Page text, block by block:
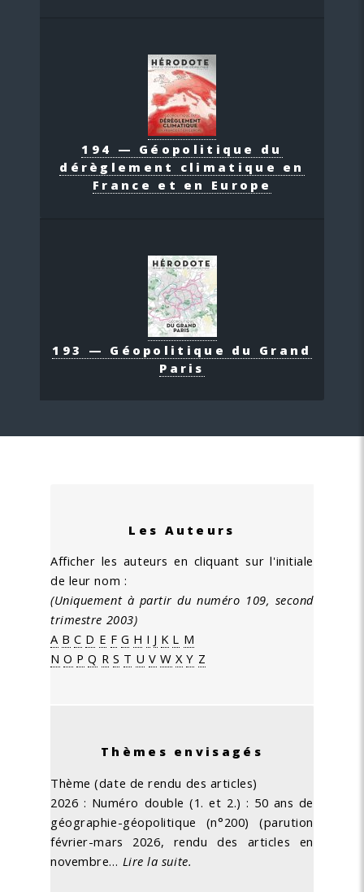
194 — Géopolitique du
dérèglement climatique en
France et en Europe
193 — Géopolitique du Grand
Paris
Les Auteurs
Afficher les auteurs en cliquant sur l'initiale
de leur nom :
(Uniquement à partir du numéro 109, second
trimestre 2003)
A B C D E F G H I J K L M
N O P Q R S T U V W X Y Z
Thèmes envisagés
Thème (date de rendu des articles)
2026 : Numéro double (1. et 2.) : 50 ans de
géographie-géopolitique (n°200) (parution
février-mars 2026, rendu des articles en
novembre… Lire la suite.